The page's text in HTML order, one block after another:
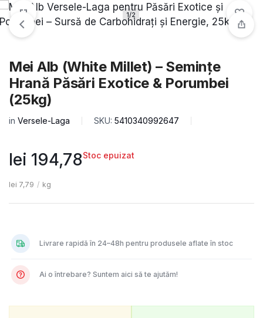
1/2
Mei Alb (White Millet) – Semințe
Hrană Păsări Exotice & Porumbei
(25kg)
in Versele-Laga SKU: 5410340992647
lei 194,78
lei 7,79 / kg
Stoc epuizat
Livrare rapidă în 24–48h pentru produsele aflate în stoc
Ai o întrebare? Suntem aici să te ajutăm!